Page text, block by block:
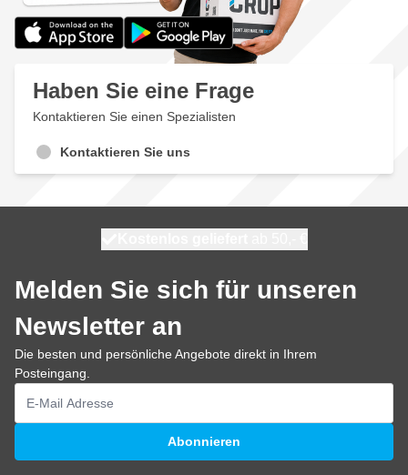
Haben Sie eine Frage
Kontaktieren Sie einen Spezialisten
Kontaktieren Sie uns
Melden Sie sich für unseren
Newsletter an
Die besten und persönliche Angebote direkt in Ihrem
Posteingang.
E-Mailadresse
Abonnieren